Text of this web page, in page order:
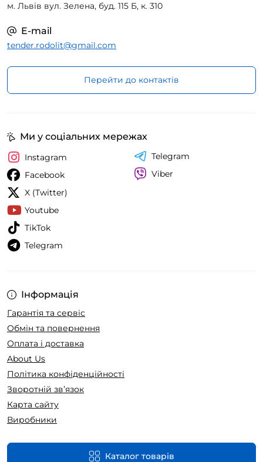
м. Львів вул. Зелена, буд. 115 Б, к. 310
E-mail
tender.rodolit@gmail.com
Перейти до контактів
Інформація
Гарантія та сервіс
Обмін та повернення
Оплата і доставка
About Us
Політика конфіденційності
Зворотній зв’язок
Карта сайту
Виробники
Каталог товарів
Ми у соціальних мережах
Instagram
Facebook
X (Twitter)
Youtube
TikTok
Telegram
Telegram
Viber